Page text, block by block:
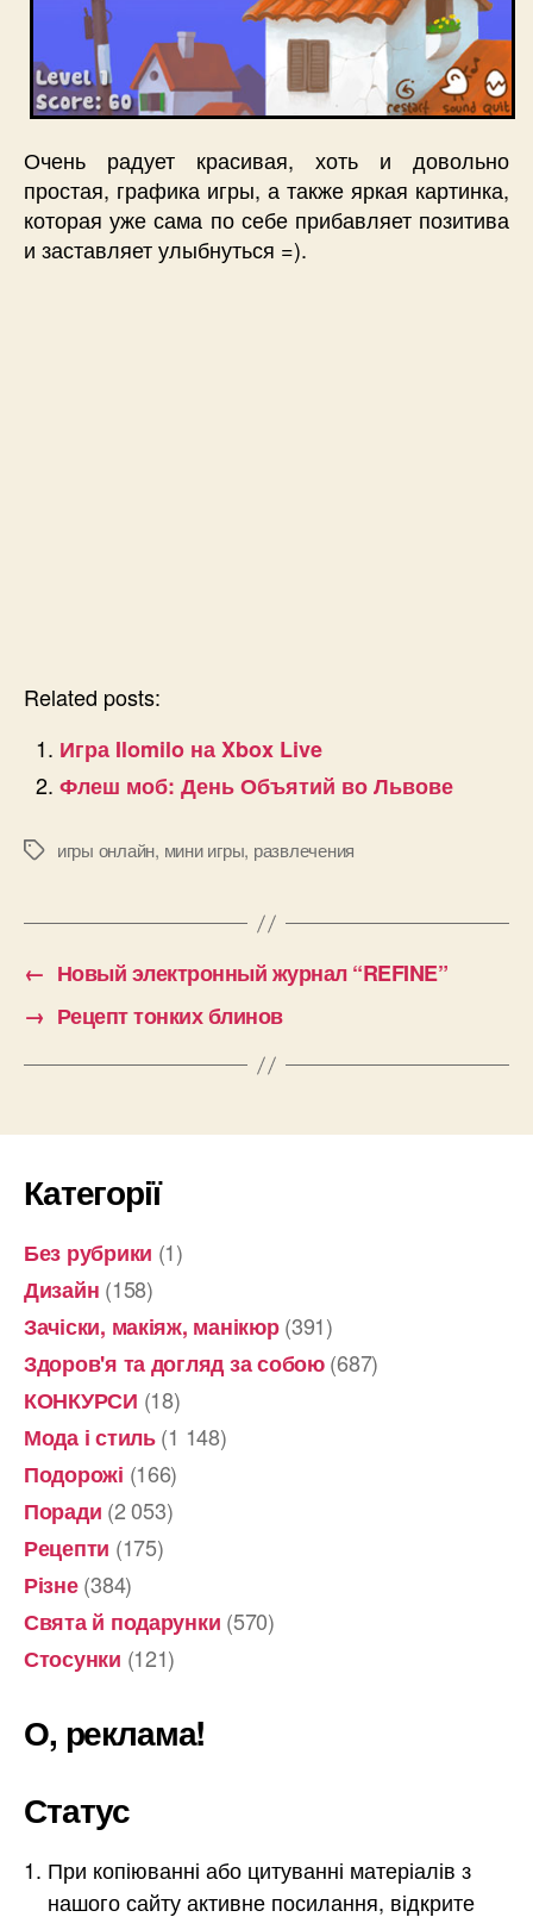
Очень радует красивая, хоть и довольно
простая, графика игры, а также яркая картинка,
которая уже сама по себе прибавляет позитива
и заставляет улыбнуться =).
Related posts:
Игра Ilomilo на Xbox Live
Флеш моб: День Объятий во Львове
Позначкиигры онлайн, мини игры, развлечения
← Новый электронный журнал “REFINE”
→ Рецепт тонких блинов
Категорії
Без рубрики (1)
Дизайн (158)
Зачіски, макіяж, манікюр(391)
Здоров'я та догляд за собою(687)
КОНКУРСИ (18)
Мода і стиль(1 148)
Подорожі (166)
Поради (2 053)
Рецепти (175)
Різне(384)
Свята й подарунки (570)
Стосунки (121)
О, реклама!
Статус
При копіюванні або цитуванні матеріалів з
нашого сайту активне посилання, відкрите